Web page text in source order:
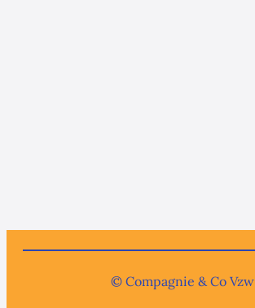
© Compagnie & Co Vzw